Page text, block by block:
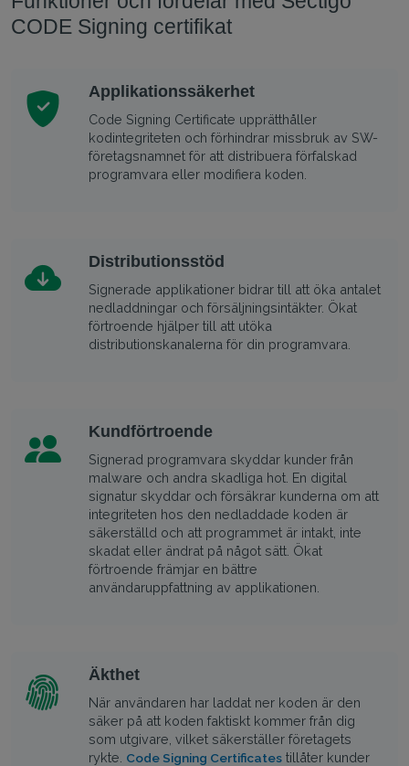
CODE Signing certifikat
Applikationssäkerhet
Code Signing Certificate upprätthåller
kodintegriteten och förhindrar missbruk av SW-
företagsnamnet för att distribuera förfalskad
programvara eller modifiera koden.
Distributionsstöd
Signerade applikationer bidrar till att öka antalet
nedladdningar och försäljningsintäkter. Ökat
förtroende hjälper till att utöka
distributionskanalerna för din programvara.
Kundförtroende
Signerad programvara skyddar kunder från
malware och andra skadliga hot. En digital
signatur skyddar och försäkrar kunderna om att
integriteten hos den nedladdade koden är
säkerställd och att programmet är intakt, inte
skadat eller ändrat på något sätt. Ökat
förtroende främjar en bättre
användaruppfattning av applikationen.
Äkthet
När användaren har laddat ner koden är den
säker på att koden faktiskt kommer från dig
som utgivare, vilket säkerställer företagets
rykte. Code Signing Certificates tillåter kunder